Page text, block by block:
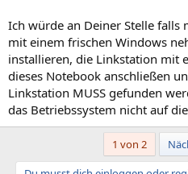
Ich würde an Deiner Stelle
mit einem frischen Windows
installieren, die Linkstation mit
dieses Notebook anschließen
Linkstation MUSS gefunden
das Betriebssystem nicht auf
1 von 2